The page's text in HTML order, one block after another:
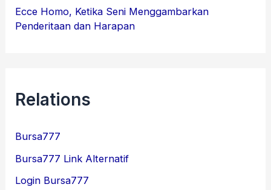
Ecce Homo, Ketika Seni Menggambarkan
Penderitaan dan Harapan
Relations
Bursa777
Bursa777 Link Alternatif
Login Bursa777